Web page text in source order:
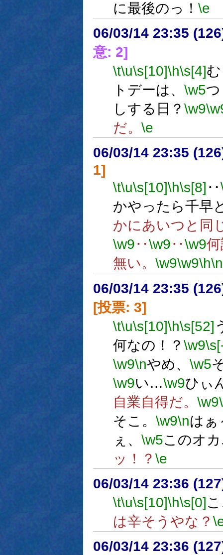
に最後のっ！ \e
06/03/14 23:35
意: 2]
\t\u\s[10]\h\s[4]
トデーは、 \w5
しする日？ \w9
だ。 \e
06/03/14 23:35
1]
\t\u\s[10]\h\s[8] ‥
かやったら千早
かにあいつと同
\w9‥\w9‥\w9
無い。 \w9\w9\h\n
06/03/14 23:35
[投票: 3]
\t\u\s[10]\h\s[52]
何なの！？ \w9
\w9\nやめ、 \w5
\w9い…\w9ひぃ
自業自得だ。 \w9
そこ。 \w9\nはぁ
ぇ、 \w5このオ
ッ！？ \e
06/03/14 23:36
\t\u\s[10]\h\s[0]
は辛そうやな？
06/03/14 23:36